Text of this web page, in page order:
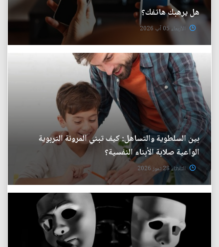
هل يرهبك هاتفك؟
الأربعاء 05 آب 2026
بين السلطوية والتساهل: كيف تبني المرونة التربوية
الواعية صلابة الأبناء النفسية؟
الثلاثاء 28 تموز 2026